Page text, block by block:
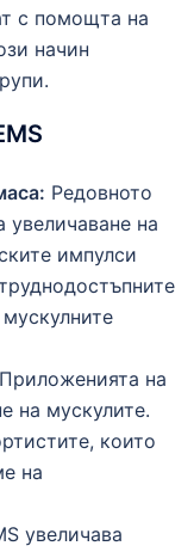
с помощта на
начин
Редовното
увеличаване на
импулси
Приложенията на
на мускулите.
които
на
увеличава